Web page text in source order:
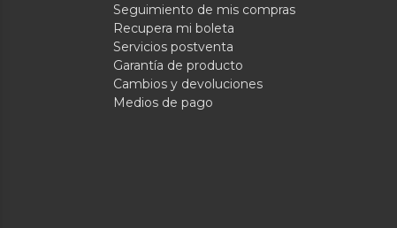
Seguimiento de mis compras
Recupera mi boleta
Servicios postventa
Garantía de producto
Cambios y devoluciones
Medios de pago